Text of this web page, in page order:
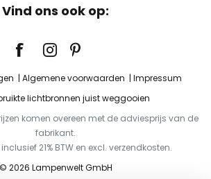
Vind ons ook op:
Algemene voorwaarden
Impressum
lichtbronnen juist weggooien
komen overeen met de adviesprijs van de
fabrikant.
21% BTW en excl. verzendkosten.
© 2026 Lampenwelt GmbH